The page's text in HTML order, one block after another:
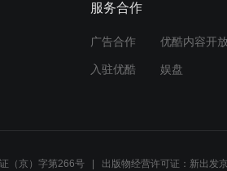
服务合作
广告合作 优酷内容开
入驻优酷 娱盘
（京）字第266号 出版物经营许可证：新出发